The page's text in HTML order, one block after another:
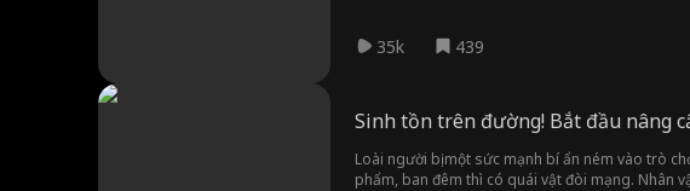
35k 439
Sinh tồn trên đường! Bắt đầu nâng
Loài người bị một sức mạnh bí ẩn ném vào trò
phẩm, ban đêm thì có quái vật đòi mạng. Nhân